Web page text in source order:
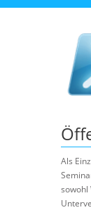
Als
sowohl